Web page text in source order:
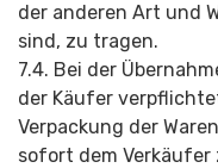
der anderen Art und
sind, zu tragen.
7.4. Bei der
der Käufer
Verpackung der
sofort dem Verkäufer